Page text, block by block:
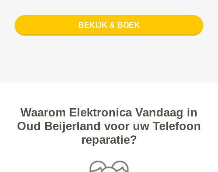
BEKIJK & BOEK
Waarom Elektronica Vandaag in
Oud Beijerland voor uw Telefoon
reparatie?